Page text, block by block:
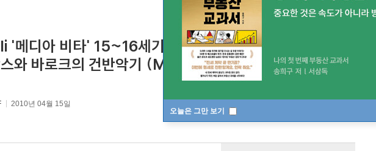
오늘은 그만 보기
디아 비타' 15~16세기의 예레미야 애가, '인타볼라투
스와 바로크의 건반악기 (Media Vita, Intabolatura di
2010년 04월 15일